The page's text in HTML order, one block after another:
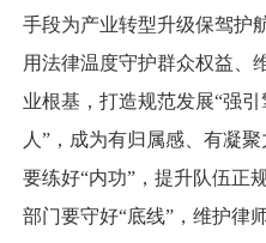
手段为产业转型升级保驾护
用法律温度守护群众权益、
业根基，打造规范发展“强
人”，成为有归属感、有凝
要练好“内功”，提升队伍正
部门要守好“底线”，维护律